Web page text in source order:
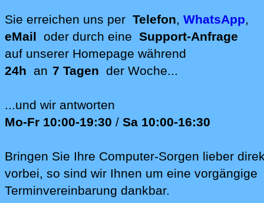
Standort
Sie erreichen uns per Telefon, WhatsApp,
eMail oder durch eine Support-Anfrage
auf unserer Homepage während
24h an 7 Tagen der Woche...
...und wir antworten
Mo-Fr 10:00-19:30 / Sa 10:00-16:30
Bringen Sie Ihre Computer-Sorgen lieber
vorbei, so sind wir Ih‍nen um eine vorgängige
Terminvereinbarung dankbar.